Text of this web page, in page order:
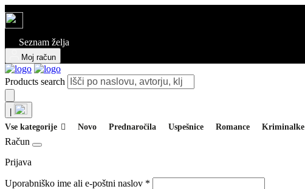
Seznam želja
Moj račun
Products search
|
Vse kategorije
Novo Prednaročila Uspešnice Romance Kriminalke
Račun
Prijava
Uporabniško ime ali e-poštni naslov *